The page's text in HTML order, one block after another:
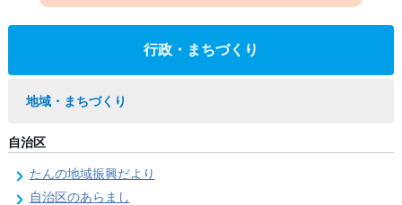
行政・まちづくり
地域・まちづくり
自治区
たんの地域振興だより
自治区のあらまし